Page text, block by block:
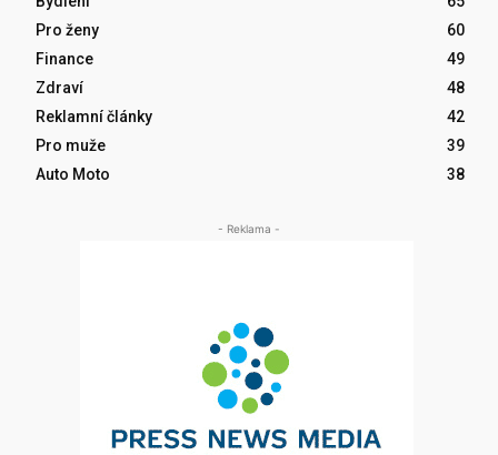
Pro ženy
60
Finance
49
Zdraví
48
Reklamní články
42
Pro muže
39
Auto Moto
38
- Reklama -